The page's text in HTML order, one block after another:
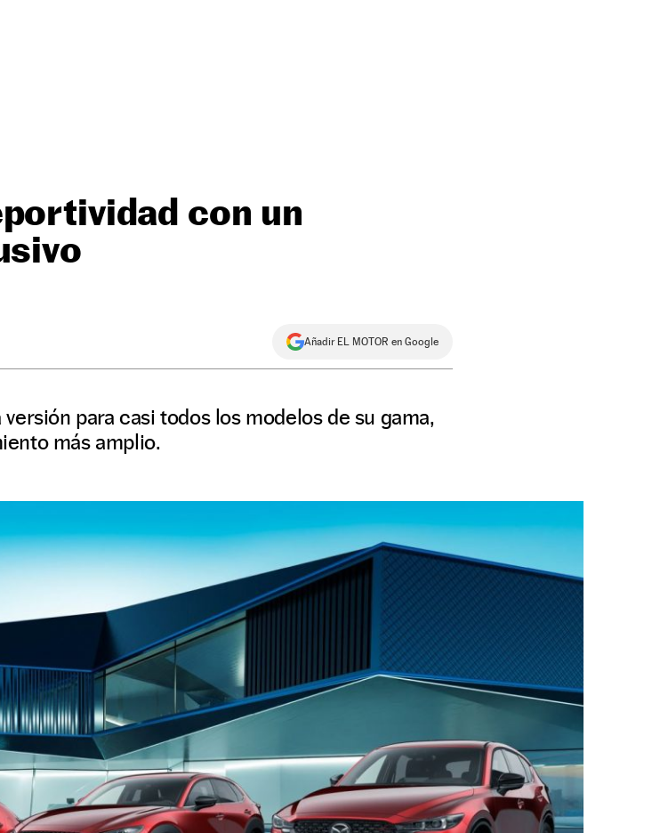
con un
Añadir EL MOTOR en Google
para casi todos los modelos de su gama,
más amplio.